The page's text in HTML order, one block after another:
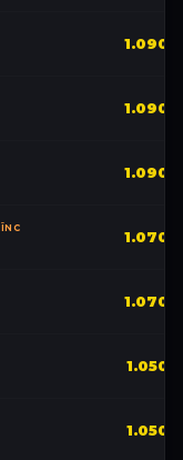
1.090
1.090
1.090
ÎNC 1.070
1.070
1.050
1.050